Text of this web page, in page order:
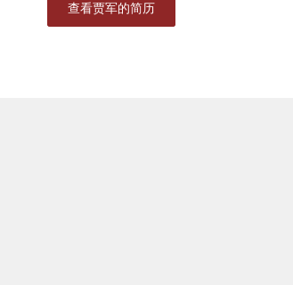
查看贾军的简历